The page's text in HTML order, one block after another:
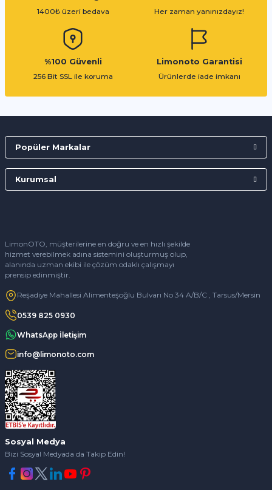
1400₺ üzeri bedava
Her zaman yanınızdayız!
%100 Güvenli
256 Bit SSL ile koruma
Limonoto Garantisi
Ürünlerde iade imkanı
LimonOTO, müşterilerine en doğru ve en hızlı şekilde
hizmet verebilmek adına sistemini oluşturmuş olup,
alanında uzman ekibi ile çözüm odaklı çalışmayı
prensip edinmiştir.
Reşadiye Mahallesi Alimenteşoğlu Bulvarı No 34 A/B/C , Tarsus/Mersin
0539 825 0930
WhatsApp İletişim
info@limonoto.com
Popüler Markalar
Kurumsal
Sosyal Medya
Bizi Sosyal Medyada da Takip Edin!